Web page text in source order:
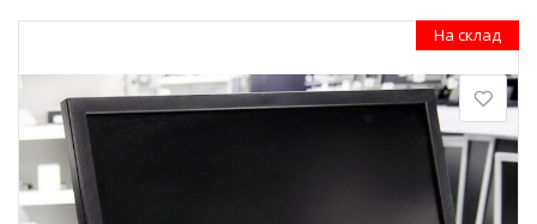
края
галерията
на
изображенията
На склад